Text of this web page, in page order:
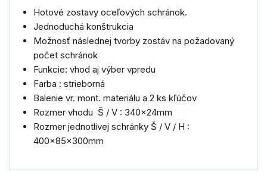
Hotové zostavy oceľových schránok.
Jednoduchá konštrukcia
Možnosť následnej tvorby zostáv na požadovaný
počet schránok
Funkcie: vhod aj výber vpredu
Farba : strieborná
Balenie vr. mont. materiálu a 2 ks kľúčov
Rozmer vhodu Š / V : 340x24mm
Rozmer jednotlivej schránky Š / V / H :
400x85x300mm